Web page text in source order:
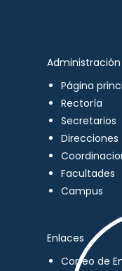
Página
Rectoría
Secretarios
Direcciones
Facultades
Campus
Enlaces
Correo de